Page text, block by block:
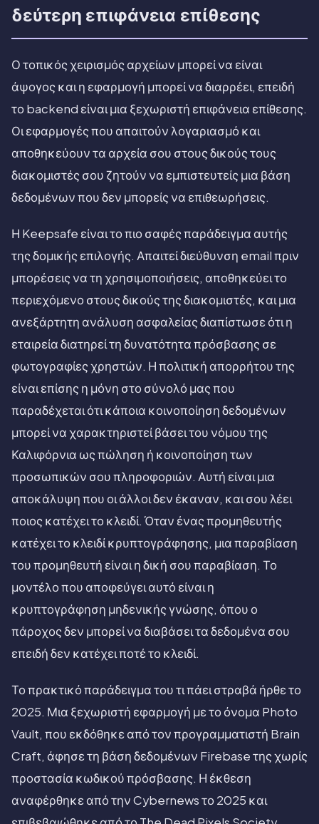
δεύτερη επιφάνεια επίθεσης
Ο τοπικός χειρισμός αρχείων μπορεί να είναι
άψογος και η εφαρμογή μπορεί να διαρρέει, επειδή
το backend είναι μια ξεχωριστή επιφάνεια επίθεσης.
Οι εφαρμογές που απαιτούν λογαριασμό και
αποθηκεύουν τα αρχεία σου στους δικούς τους
διακομιστές σου ζητούν να εμπιστευτείς μια βάση
δεδομένων που δεν μπορείς να επιθεωρήσεις.
Η Keepsafe είναι το πιο σαφές παράδειγμα αυτής
της δομικής επιλογής. Απαιτεί διεύθυνση email πριν
μπορέσεις να τη χρησιμοποιήσεις, αποθηκεύει το
περιεχόμενο στους δικούς της διακομιστές, και μια
ανεξάρτητη ανάλυση ασφαλείας διαπίστωσε ότι η
εταιρεία διατηρεί τη δυνατότητα πρόσβασης σε
φωτογραφίες χρηστών. Η πολιτική απορρήτου της
είναι επίσης η μόνη στο σύνολό μας που
παραδέχεται ότι κάποια κοινοποίηση δεδομένων
μπορεί να χαρακτηριστεί βάσει του νόμου της
Καλιφόρνια ως πώληση ή κοινοποίηση των
προσωπικών σου πληροφοριών. Αυτή είναι μια
αποκάλυψη που οι άλλοι δεν έκαναν, και σου λέει
ποιος κατέχει το κλειδί. Όταν ένας προμηθευτής
κατέχει το κλειδί κρυπτογράφησης, μια παραβίαση
του προμηθευτή είναι η δική σου παραβίαση. Το
μοντέλο που αποφεύγει αυτό είναι η
κρυπτογράφηση μηδενικής γνώσης, όπου ο
πάροχος δεν μπορεί να διαβάσει τα δεδομένα σου
επειδή δεν κατέχει ποτέ το κλειδί.
Το πρακτικό παράδειγμα του τι πάει στραβά ήρθε το
2025. Μια ξεχωριστή εφαρμογή με το όνομα Photo
Vault, που εκδόθηκε από τον προγραμματιστή Brain
Craft, άφησε τη βάση δεδομένων Firebase της χωρίς
προστασία κωδικού πρόσβασης. Η έκθεση
αναφέρθηκε από την Cybernews το 2025 και